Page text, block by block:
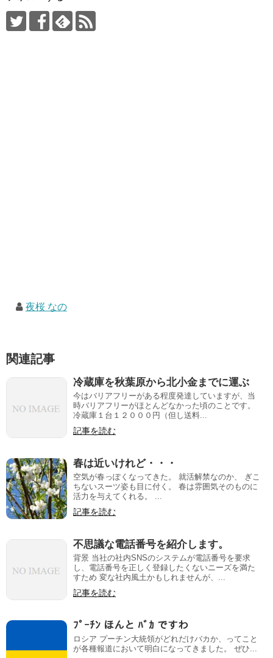
夜桜 なの
関連記事
冷蔵庫を秋葉原から北小金までに運ぶ
今はバリアフリーがある程度発達していますが、当
時バリアフリーがほとんどなかった頃のことです。
冷蔵庫１台１２０００円（但し送料...
記事を読む
春は近いけれど・・・
空気が春っぽくなってきた。 就活解禁なのか、 ぎこ
ちないスーツ姿も目に付く。 春は雰囲気そのものに
活力を与えてくれる。 ...
記事を読む
不思議な電話番号を紹介します。
背景 当社の社内SNSのシステムが電話番号を要求
し、電話番号を正しく登録したくないニーズを満た
すため 変な社内風土かもしれませんが、...
記事を読む
ﾌﾟｰﾁﾝ ほんと ﾊﾞｶ ですわ
ロシア プーチン大統領がどれだけバカか、ってこと
が各種報道において明白になってきました。 ぜひ...